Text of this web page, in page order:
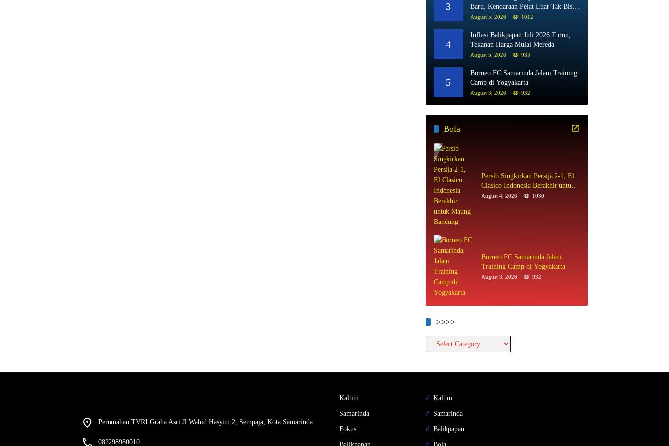
3
Baru, Kendaraan Pelat Luar Tak Bisa
Beli BBM Subsidi
August 5, 2026 1012
4
Inflasi Balikpapan Juli 2026 Turun,
Tekanan Harga Mulai Mereda
August 5, 2026 933
5
Borneo FC Samarinda Jalani Training
Camp di Yogyakarta
August 3, 2026 932
Bola
Persib Singkirkan Persija 2-1, El
Clasico Indonesia Berakhir untuk
Maung Bandung
August 4, 2026 1030
Borneo FC Samarinda Jalani
Training Camp di Yogyakarta
August 3, 2026 932
>>>>
>>>>
Perumahan TVRI Graha Asri Jl Wahid Hasyim 2, Sempaja, Kota Samarinda
082298980010
Kaltim
Samarinda
Fokus
Balikpapan
Kaltim
Samarinda
Balikpapan
Bola